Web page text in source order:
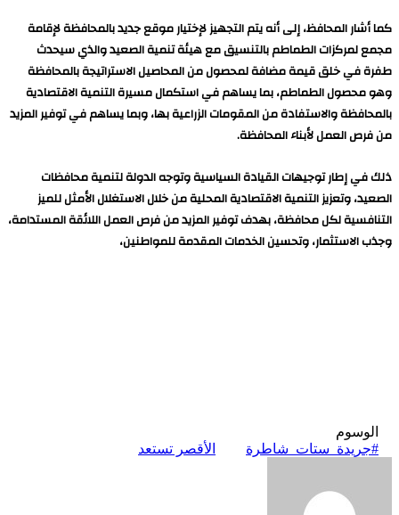
كما أشار المحافظ، إلى أنه يتم التجهيز لإختيار موقع جديد بالمحافظة لإقامة
مجمع لمركزات الطماطم بالتنسيق مع هيئة تنمية الصعيد والذي سيحدث
طفرة في خلق قيمة مضافة لمحصول من المحاصيل الاستراتيجة بالمحافظة
وهو محصول الطماطم، بما يساهم في استكمال مسيرة التنمية الاقتصادية
بالمحافظة والاستفادة من المقومات الزراعية بها، وبما يساهم في توفير المزيد
من فرص العمل لأبناء المحافظة.
ذلك في إطار توجيهات القيادة السياسية وتوجه الدولة لتنمية محافظات
الصعيد، وتعزيز التنمية الاقتصادية المحلية من خلال الاستغلال الأمثل للميز
التنافسية لكل محافظة، بهدف توفير المزيد من فرص العمل اللائقة المستدامة،
وجذب الاستثمار، وتحسين الخدمات المقدمة للمواطنين،
الوسوم
#جريدة_ستات_شاطرة
الأقصر تستعد